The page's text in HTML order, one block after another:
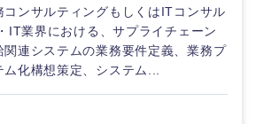
コンサルティングもしくはITコンサル
IT業界における、サプライチェーン
関連システムの業務要件定義、業務プ
化構想策定、システム...